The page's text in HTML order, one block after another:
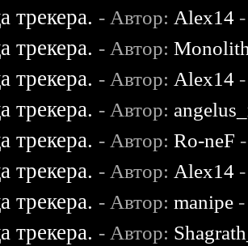
трекера. - Автор: Alex14
трекера. - Автор:
трекера. - Автор: Alex14
трекера. - Автор:
трекера. - Автор:Ro-neF
трекера. - Автор: Alex14
трекера. - Автор:manipe
трекера. - Автор: